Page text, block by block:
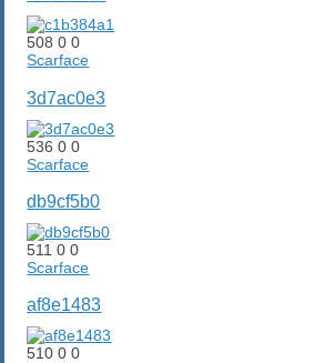
50800
Scarface
3d7ac0e3
53600
Scarface
db9cf5b0
51100
Scarface
af8e1483
51000